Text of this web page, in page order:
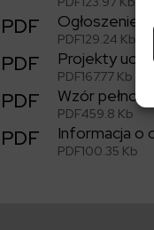
PDF Ogłoszenie
PDF129.24 Kb
PDF Projekty
PDF167.77 Kb
PDF Wzór
PDF459.8 Kb
PDF Informacja o
PDF100.35 Kb